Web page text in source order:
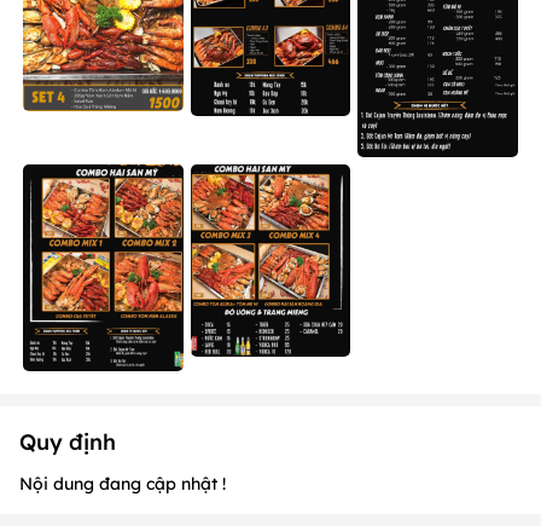
Quy định
Nội dung đang cập nhật !